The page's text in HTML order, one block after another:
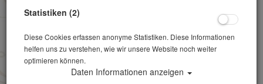
Statistiken (2)
Diese Cookies erfassen anonyme Statistiken. Diese Informationen
helfen uns zu verstehen, wie wir unsere Website noch weiter
optimieren können.
Daten Informationen anzeigen